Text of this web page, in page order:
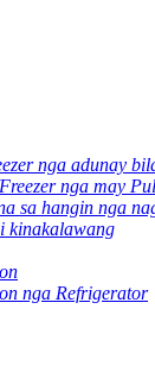
nga adunay
nga may
sa hangin nga
kinakalawang
nga Refrigerator